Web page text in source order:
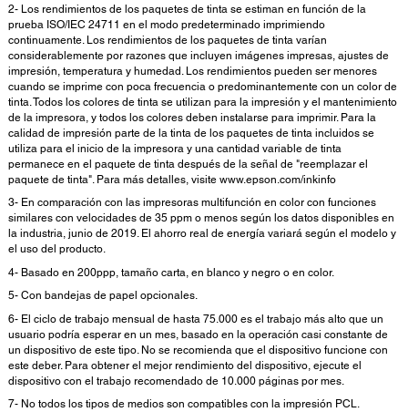
2- Los rendimientos de los paquetes de tinta se estiman en función de la
prueba ISO/IEC 24711 en el modo predeterminado imprimiendo
continuamente. Los rendimientos de los paquetes de tinta varían
considerablemente por razones que incluyen imágenes impresas, ajustes de
impresión, temperatura y humedad. Los rendimientos pueden ser menores
cuando se imprime con poca frecuencia o predominantemente con un color de
tinta. Todos los colores de tinta se utilizan para la impresión y el mantenimiento
de la impresora, y todos los colores deben instalarse para imprimir. Para la
calidad de impresión parte de la tinta de los paquetes de tinta incluidos se
utiliza para el inicio de la impresora y una cantidad variable de tinta
permanece en el paquete de tinta después de la señal de "reemplazar el
paquete de tinta". Para más detalles, visite www.epson.com/inkinfo
3- En comparación con las impresoras multifunción en color con funciones
similares con velocidades de 35 ppm o menos según los datos disponibles en
la industria, junio de 2019. El ahorro real de energía variará según el modelo y
el uso del producto.
4- Basado en 200ppp, tamaño carta, en blanco y negro o en color.
5- Con bandejas de papel opcionales.
6- El ciclo de trabajo mensual de hasta 75.000 es el trabajo más alto que un
usuario podría esperar en un mes, basado en la operación casi constante de
un dispositivo de este tipo. No se recomienda que el dispositivo funcione con
este deber. Para obtener el mejor rendimiento del dispositivo, ejecute el
dispositivo con el trabajo recomendado de 10.000 páginas por mes.
7- No todos los tipos de medios son compatibles con la impresión PCL.